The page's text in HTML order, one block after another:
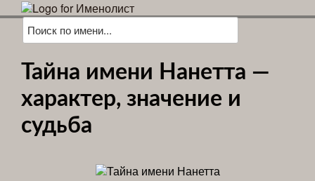
Тайна имени Нанетта —
характер, значение и
судьба